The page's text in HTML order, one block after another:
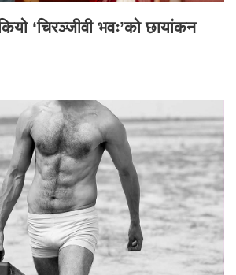
‘चिरञ्जीवी भवः’को छायांकन